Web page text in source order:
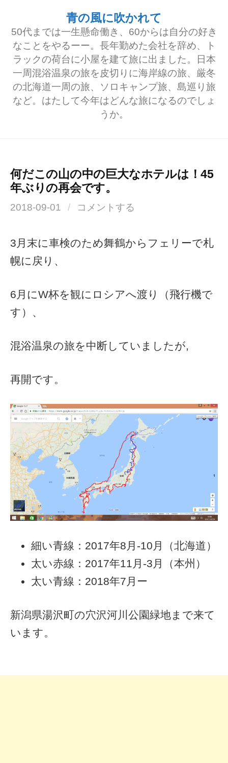
青の風に吹かれて
50代までは一生懸命働き、60からは自分の好き
なことをやるーー。長年勤めた会社を辞め、ト
ラックの荷台に小屋を建て旅に出ました。日本
一周混浴温泉の旅を皮切りに海岸線の旅、厳冬
の北海道一周の旅、ソロキャンプ旅、島巡り旅
など。はたして今年はどんな旅になるのでしょ
うか。
何だこの山の中の巨大なホテルは！45
年ぶりの再会です。
2018-09-01 / コメントする
3月末に車検のため舞鶴からフェリーで札
幌に戻り、
6月にW杯を観にロシアへ渡り（飛行機で
す）、
混浴温泉の旅を中断していましたが,
再開です。
細い青線：2017年8月-10月（北海道）
太い赤線：2017年11月-3月（本州）
太い青線：2018年7月ー
新潟県湯沢町の穴沢河川公園緑地まで来て
います。